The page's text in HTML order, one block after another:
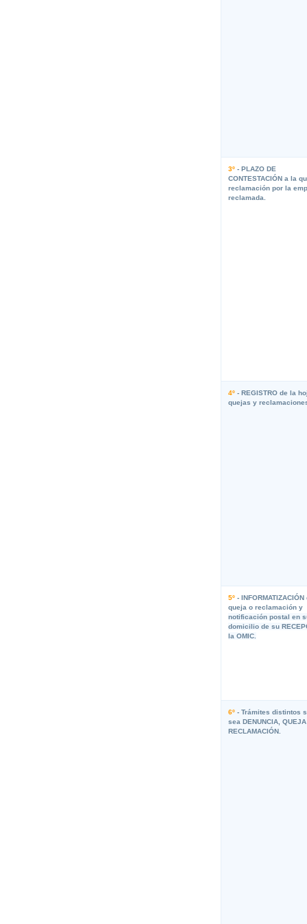
3º - PLAZO DE
CONTESTACIÓN a la
reclamación por la
reclamada.
4º - REGISTRO de la
quejas y
5º -
queja o reclamación y
notificación postal en
domicilio de su
la OMIC.
6º - Trámites distintos
sea DENUNCIA,
RECLAMACIÓN.